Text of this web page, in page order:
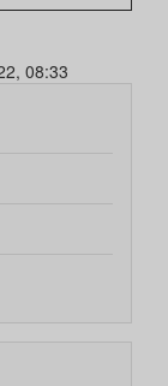
08:33